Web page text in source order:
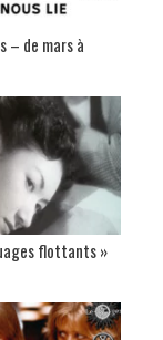
– de mars à
flottants »